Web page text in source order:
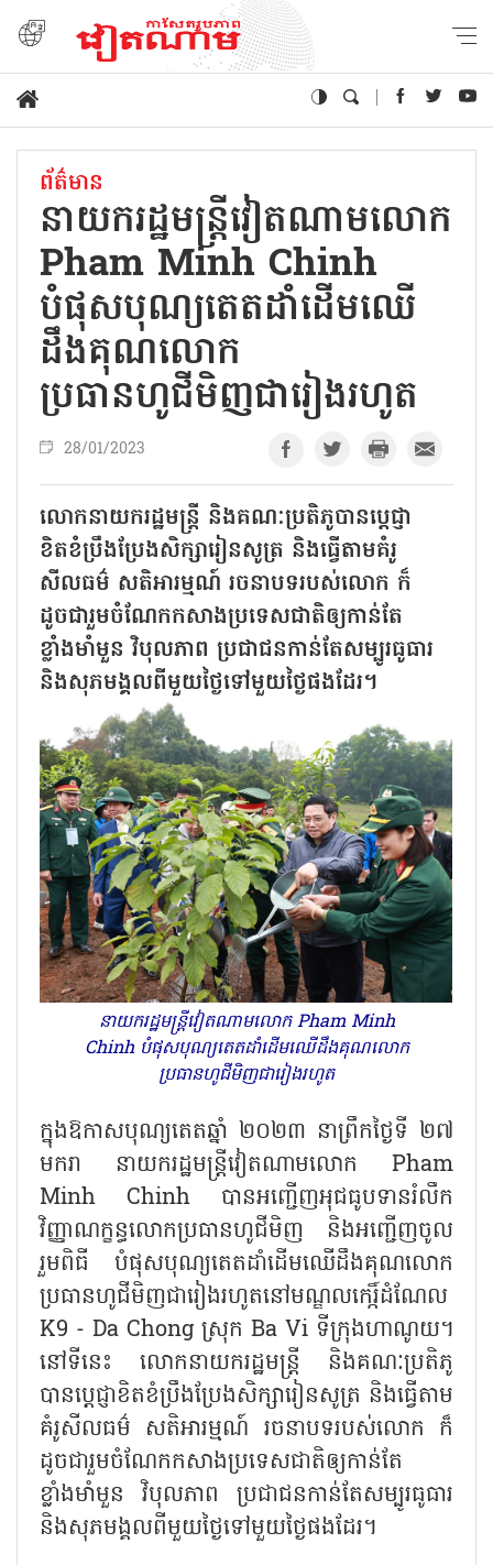
ព័ត៌មាន
នាយករដ្ឋមន្ត្រីវៀតណាមលោក
Pham Minh Chinh
បំផុស​បុណ្យ​តេត​ដាំដើមឈើ​
ដឹងគុណ​លោក
ប្រធានហូជីមិញជារៀងរហូត
28/01/2023
លោកនាយករដ្ឋមន្ត្រី និងគណៈប្រតិភូបានប្តេជ្ញា
ខិតខំប្រឹងប្រែងសិក្សារៀនសូត្រ និងធ្វើតាមគំរូ
សីលធម៌ សតិអារម្មណ៍ រចនាបទរបស់លោក ក៏
ដូចជារួមចំណែកកសាងប្រទេសជាតិឲ្យកាន់តែ
ខ្លាំងមាំមួន វិបុលភាព ប្រជាជនកាន់តែសម្បូរធូធារ
និងសុភមង្គលពីមួយថ្ងៃទៅមួយថ្ងៃផងដែរ។
នាយករដ្ឋមន្ត្រីវៀតណាមលោក Pham Minh
Chinh បំផុសបុណ្យតេតដាំដើមឈើដឹងគុណលោក
ប្រធានហូជីមិញជារៀងរហូត
ក្នុងឱកាសបុណ្យតេតឆ្នាំ ២០២៣ នាព្រឹកថ្ងៃទី ២៧
មករា នាយករដ្ឋមន្ត្រីវៀតណាមលោក Pham
Minh Chinh បានអញ្ជើញអុជធូបទានរំលឹក
វិញ្ញាណក្ខន្ធលោកប្រធានហូជីមិញ និងអញ្ជើញចូល
រួមពិធី បំផុសបុណ្យតេតដាំដើមឈើដឹងគុណលោក
ប្រធានហូជីមិញជារៀងរហូតនៅមណ្ឌលកេរ្កិ៍ដំណែល
K9 - Da Chong ស្រុក Ba Vi ទីក្រុងហាណូយ។
នៅទីនេះ លោកនាយករដ្ឋមន្ត្រី និងគណៈប្រតិភូ
បានប្តេជ្ញាខិតខំប្រឹងប្រែងសិក្សារៀនសូត្រ និងធ្វើតាម
គំរូសីលធម៌ សតិអារម្មណ៍ រចនាបទរបស់លោក ក៏
ដូចជារួមចំណែកកសាងប្រទេសជាតិឲ្យកាន់តែ
ខ្លាំងមាំមួន វិបុលភាព ប្រជាជនកាន់តែសម្បូរធូធារ
និងសុភមង្គលពីមួយថ្ងៃទៅមួយថ្ងៃផងដែរ។